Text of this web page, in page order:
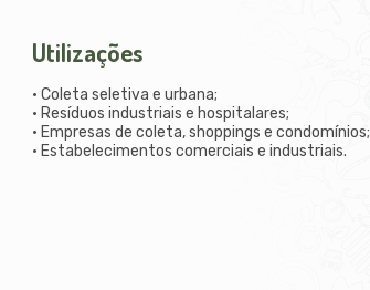
Utilizações
• Coleta seletiva e urbana;
• Resíduos industriais e hospitalares;
• Empresas de coleta, shoppings e condomínios;
• Estabelecimentos comerciais e industriais.